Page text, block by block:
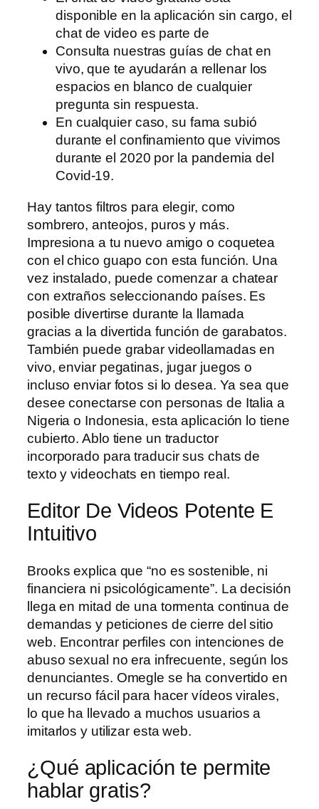
disponible en la aplicación sin cargo, el
chat de video es parte de
Consulta nuestras guías de chat en
vivo, que te ayudarán a rellenar los
espacios en blanco de cualquier
pregunta sin respuesta.
En cualquier caso, su fama subió
durante el confinamiento que vivimos
durante el 2020 por la pandemia del
Covid-19.
Hay tantos filtros para elegir, como
sombrero, anteojos, puros y más.
Impresiona a tu nuevo amigo o coquetea
con el chico guapo con esta función. Una
vez instalado, puede comenzar a chatear
con extraños seleccionando países. Es
posible divertirse durante la llamada
gracias a la divertida función de garabatos.
También puede grabar videollamadas en
vivo, enviar pegatinas, jugar juegos o
incluso enviar fotos si lo desea. Ya sea que
desee conectarse con personas de Italia a
Nigeria o Indonesia, esta aplicación lo tiene
cubierto. Ablo tiene un traductor
incorporado para traducir sus chats de
texto y videochats en tiempo real.
Editor De Videos Potente E
Intuitivo
Brooks explica que “no es sostenible, ni
financiera ni psicológicamente”. La decisión
llega en mitad de una tormenta continua de
demandas y peticiones de cierre del sitio
web. Encontrar perfiles con intenciones de
abuso sexual no era infrecuente, según los
denunciantes. Omegle se ha convertido en
un recurso fácil para hacer vídeos virales,
lo que ha llevado a muchos usuarios a
imitarlos y utilizar esta web.
¿Qué aplicación te permite
hablar gratis?